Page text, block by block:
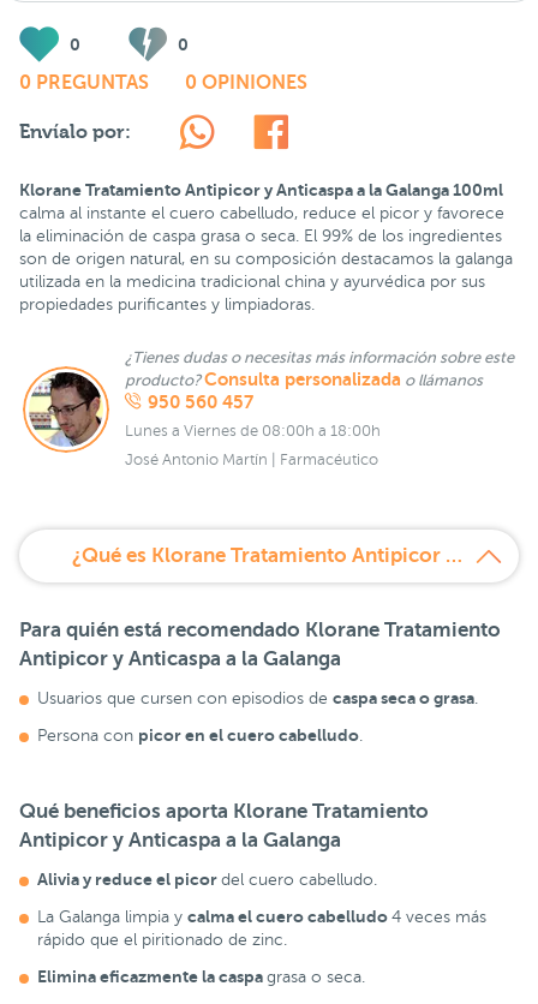
0 0
0 PREGUNTAS 0 OPINIONES
Envíalo por:
Klorane Tratamiento Antipicor y Anticaspa a la Galanga 100ml
calma al instante el cuero cabelludo, reduce el picor y favorece
la eliminación de caspa grasa o seca. El 99% de los ingredientes
son de origen natural, en su composición destacamos la galanga
utilizada en la medicina tradicional china y ayurvédica por sus
propiedades purificantes y limpiadoras.
¿Tienes dudas o necesitas más información sobre este
producto?Consulta personalizada o llámanos
950 560 457
Lunes a Viernes de 08:00h a 18:00h
José Antonio Martín | Farmacéutico
¿Qué es Klorane Tratamiento Antipicor y Anticaspa a la Galanga?
Para quién está recomendado Klorane Tratamiento
Antipicor y Anticaspa a la Galanga
Usuarios que cursen con episodios de caspa seca o grasa
Persona con picor en el cuero cabelludo
Qué beneficios aporta Klorane Tratamiento
Antipicor y Anticaspa a la Galanga
Alivia y reduce el picor del cuero cabelludo.
La Galanga limpia y calma el cuero cabelludo 4 veces más
rápido que el piritionado de zinc.
Elimina eficazmente la caspa grasa o seca.